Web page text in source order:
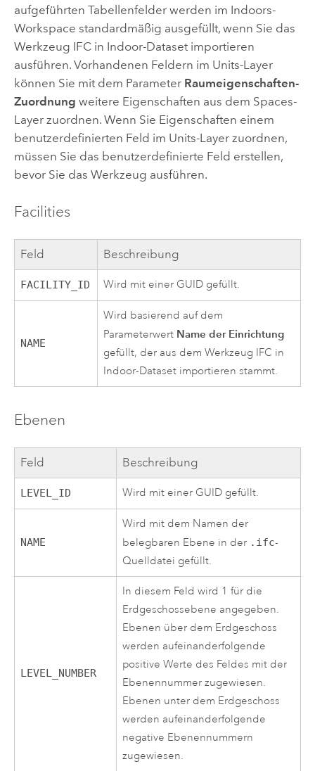
aufgeführten Tabellenfelder werden im Indoors-
Workspace standardmäßig ausgefüllt, wenn Sie das
Werkzeug IFC in Indoor-Dataset importieren
ausführen. Vorhandenen Feldern im Units-Layer
können Sie mit dem Parameter Raumeigenschaften-
Zuordnung weitere Eigenschaften aus dem Spaces-
Layer zuordnen. Wenn Sie Eigenschaften einem
benutzerdefinierten Feld im Units-Layer zuordnen,
müssen Sie das benutzerdefinierte Feld erstellen,
bevor Sie das Werkzeug ausführen.
Facilities
Feld Beschreibung
FACILITY_ID Wird mit einer GUID gefüllt.
NAME
Wird basierend auf dem
Parameterwert Name der Einrichtung
gefüllt, der aus dem Werkzeug IFC in
Indoor-Dataset importieren stammt.
Ebenen
Feld Beschreibung
LEVEL_ID Wird mit einer GUID gefüllt.
NAME
Wird mit dem Namen der
belegbaren Ebene in der .ifc-
Quelldatei gefüllt.
LEVEL_NUMBER
In diesem Feld wird 1 für die
Erdgeschossebene angegeben.
Ebenen über dem Erdgeschoss
werden aufeinanderfolgende
positive Werte des Feldes mit der
Ebenennummer zugewiesen.
Ebenen unter dem Erdgeschoss
werden aufeinanderfolgende
negative Ebenennummern
zugewiesen.